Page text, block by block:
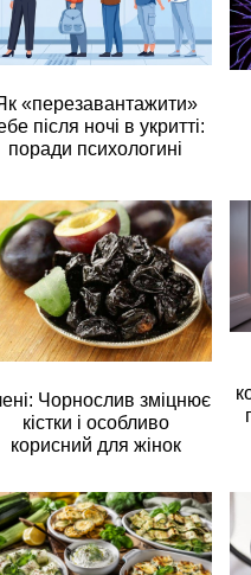
«перезавантажити»
після ночі в укритті:
поради психологині
Чорнослив зміцнює
кістки і особливо
корисний для жінок